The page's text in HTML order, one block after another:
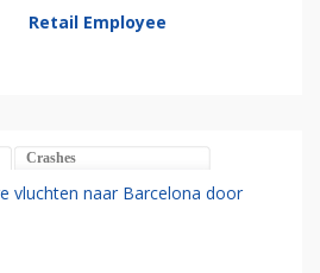
Retail Employee
Crashes
vluchten naar Barcelona door